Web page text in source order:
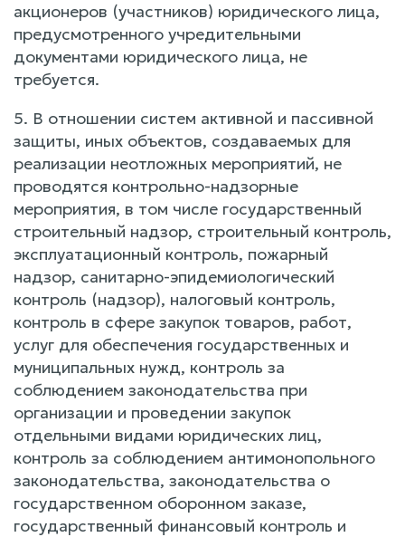
акционеров (участников) юридического лица,
предусмотренного учредительными
документами юридического лица, не
требуется.
5. В отношении систем активной и пассивной
защиты, иных объектов, создаваемых для
реализации неотложных мероприятий, не
проводятся контрольно-надзорные
мероприятия, в том числе государственный
строительный надзор, строительный контроль,
эксплуатационный контроль, пожарный
надзор, санитарно-эпидемиологический
контроль (надзор), налоговый контроль,
контроль в сфере закупок товаров, работ,
услуг для обеспечения государственных и
муниципальных нужд, контроль за
соблюдением законодательства при
организации и проведении закупок
отдельными видами юридических лиц,
контроль за соблюдением антимонопольного
законодательства, законодательства о
государственном оборонном заказе,
государственный финансовый контроль и